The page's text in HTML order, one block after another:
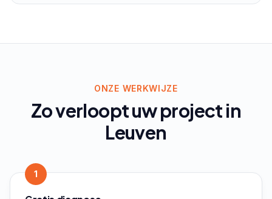
ONZE WERKWIJZE
Zo verloopt uw project in
Leuven
1